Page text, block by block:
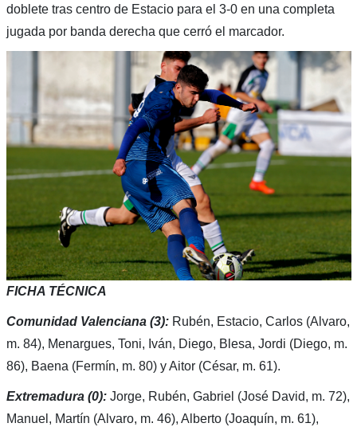
doblete tras centro de Estacio para el 3-0 en una completa
jugada por banda derecha que cerró el marcador.
FICHA TÉCNICA
Comunidad Valenciana (3):Rubén, Estacio, Carlos (Alvaro,
m. 84), Menargues, Toni, Iván, Diego, Blesa, Jordi (Diego, m.
86), Baena (Fermín, m. 80) y Aitor (César, m. 61).
Extremadura (0):Jorge, Rubén, Gabriel (José David, m. 72),
Manuel, Martín (Alvaro, m. 46), Alberto (Joaquín, m. 61),